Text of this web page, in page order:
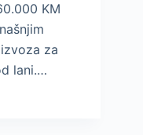
KM
za
lani.…